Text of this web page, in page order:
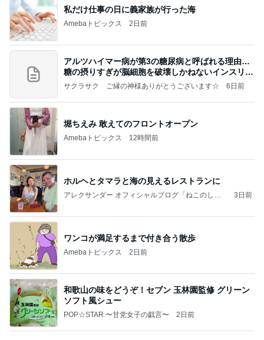
私だけ仕事の日に義家族が行った海
Amebaトピックス 2日前
アルツハイマー病が第3の糖尿病と呼ばれる理由…
糖の摂りすぎが脳細胞を破壊しかねないインスリン
の恐
サクラサク ご縁の神様ありがとうございます☆ 6日前
堀ちえみ 敢えてのフロントオープン
Amebaトピックス 12時間前
ホルヘとタマラと海の見えるレストランに
アレクサンダー オフィシャルブログ「ねこのしっ
3日前
ワンコが満足するまで付き合う散歩
Amebaトピックス 2日前
和歌山の味をどうぞ！セブン 玉林園監修 グリーン
ソフト風シュー
POP☆STAR 〜甘党女子の戯言〜 2日前